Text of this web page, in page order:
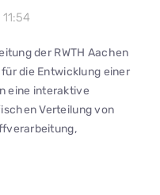
11:54
der RWTH Aachen
die Entwicklung einer
eine interaktive
Verteilung von